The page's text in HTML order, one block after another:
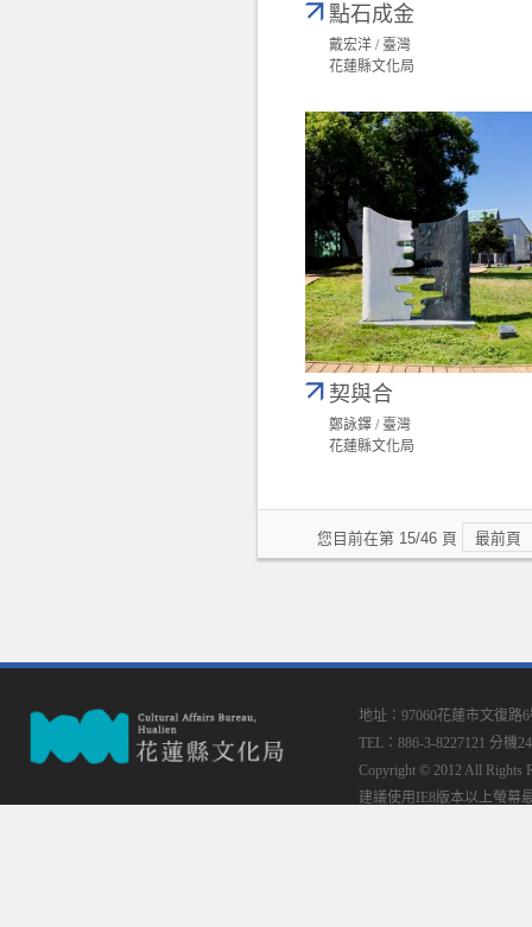
點石成金
戴宏洋 / 臺灣
花蓮縣文化局
契與合
鄭詠鐸 / 臺灣
花蓮縣文化局
您目前在第 15/46 頁 最前頁
地址：97060花蓮市文復路
TEL：886-3-8227121 分機
Copyright © 2012 All Rights
建議使用IE8版本以上螢幕